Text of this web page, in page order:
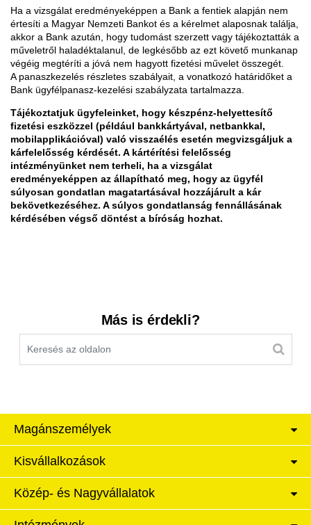
Ha a vizsgálat eredményeképpen a Bank a fentiek alapján nem
értesíti a Magyar Nemzeti Bankot és a kérelmet alaposnak találja,
akkor a Bank azután, hogy tudomást szerzett vagy tájékoztatták a
műveletről haladéktalanul, de legkésőbb az ezt követő munkanap
végéig megtéríti a jóvá nem hagyott fizetési művelet összegét.
A panaszkezelés részletes szabályait, a vonatkozó határidőket a
Bank ügyfélpanasz-kezelési szabályzata tartalmazza.
Tájékoztatjuk ügyfeleinket, hogy készpénz-helyettesítő
fizetési eszközzel (például bankkártyával, netbankkal,
mobilapplikációval) való visszaélés esetén megvizsgáljuk a
kárfelelősség kérdését. A kártérítési felelősség
intézményünket nem terheli, ha a vizsgálat
eredményeképpen az állapítható meg, hogy az ügyfél
súlyosan gondatlan magatartásával hozzájárult a kár
bekövetkezéséhez. A súlyos gondatlanság fennállásának
kérdésében végső döntést a bíróság hozhat.
Más is érdekli?
Magánszemélyek
Kisvállalkozások
Közép- és Nagyvállalatok